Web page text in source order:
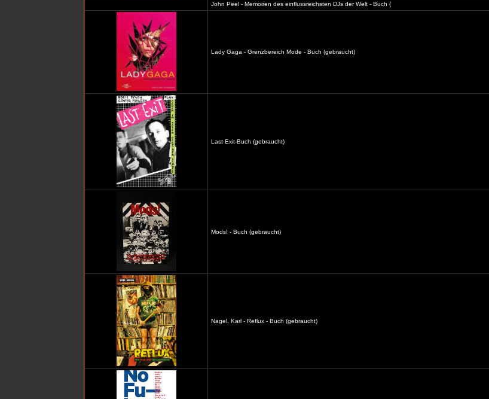
John Peel - Memoiren des einflussreichsten DJs der Welt - Buch (
Lady Gaga - Grenzbereich Mode - Buch (gebraucht)
Last Exit-Buch (gebraucht)
Mods! - Buch (gebraucht)
Nagel, Karl - Reflux - Buch (gebraucht)